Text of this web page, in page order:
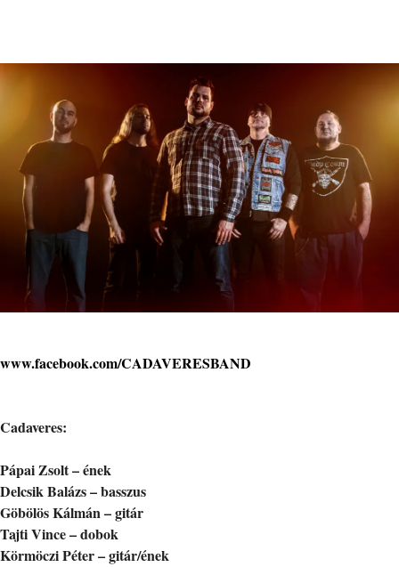
www.facebook.com/CADAVERESBAND
Cadaveres:
Pápai Zsolt – ének
Delcsik Balázs – basszus
Göbölös Kálmán – gitár
Tajti Vince – dobok
Körmöczi Péter – gitár/ének